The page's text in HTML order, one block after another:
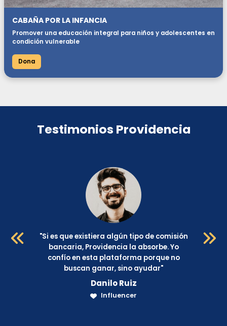
CABAÑA POR LA INFANCIA
Promover una educación integral para niños y adolescentes en
condición vulnerable
Dona
Testimonios Providencia
"Si es que existiera algún tipo de comisión
bancaria, Providencia la absorbe. Yo
confío en esta plataforma porque no
buscan ganar, sino ayudar"
Danilo Ruiz
Influencer